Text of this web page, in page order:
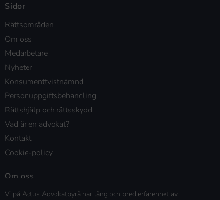
Sidor
Rättsområden
Om oss
Medarbetare
Nyheter
Konsumenttvistnämnd
Personuppgiftsbehandling
Rättshjälp och rättsskydd
Vad är en advokat?
Kontakt
Cookie-policy
Om oss
Vi på Actus Advokatbyrå har lång och bred erfarenhet av